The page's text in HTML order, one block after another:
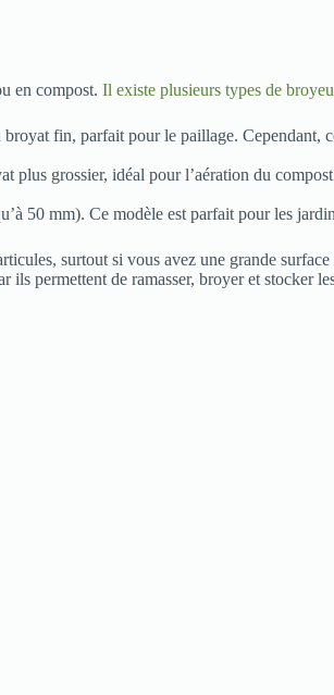
en compost. Il existe plusieurs types de
fin, parfait pour le paillage. Cependant,
plus grossier, idéal pour l’aération du
50 mm). Ce modèle est parfait pour les
surtout si vous avez une grande surface
permettent de ramasser, broyer et stocker